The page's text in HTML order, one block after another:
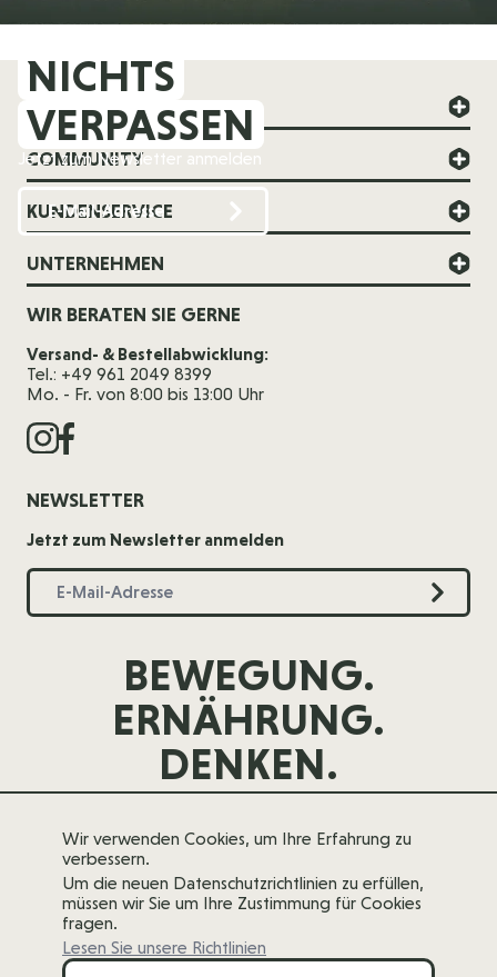
Wir verwenden Cookies, um Ihre Erfahrung zu
verbessern.
Um die neuen Datenschutzrichtlinien zu erfüllen,
müssen wir Sie um Ihre Zustimmung für Cookies
fragen.
Lesen Sie unsere Richtlinien
NICHTS
VERPASSEN
Jetzt zum Newsletter anmelden
FOREVER YOUNG
COMMUNITY
KUNDENSERVICE
UNTERNEHMEN
BEWEGUNG.
ERNÄHRUNG.
DENKEN.
WIR BERATEN SIE GERNE
Versand- & Bestellabwicklung:
Tel.: +49 961 2049 8399
Mo. - Fr. von 8:00 bis 13:00 Uhr
NEWSLETTER
Jetzt zum Newsletter anmelden